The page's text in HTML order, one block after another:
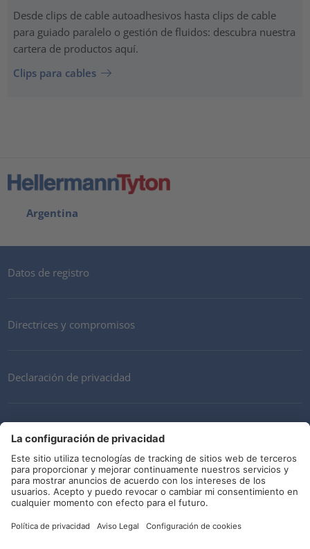
Desde clips de cable autoadhesivos hasta clips de cable
para guiado paralelo o gestión de fluidos: descubra nuestra
cartera de productos aquí.
Clips para cables
Argentina
Datos de registro
Directrices y compromisos
Declaración de privacidad
Términos y Condiciones
Descargo de responsabilidad
Redes sociales